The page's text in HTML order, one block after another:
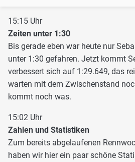
15:15 Uhr
Zeiten unter 1:30
Bis gerade eben war heute nur
unter 1:30 gefahren. Jetzt kommt
verbessert sich auf 1:29.649, das
warten mit dem Zwischenstand
kommt noch was.
15:02 Uhr
Zahlen und Statistiken
Zum bereits abgelaufenen
haben wir hier ein paar schöne